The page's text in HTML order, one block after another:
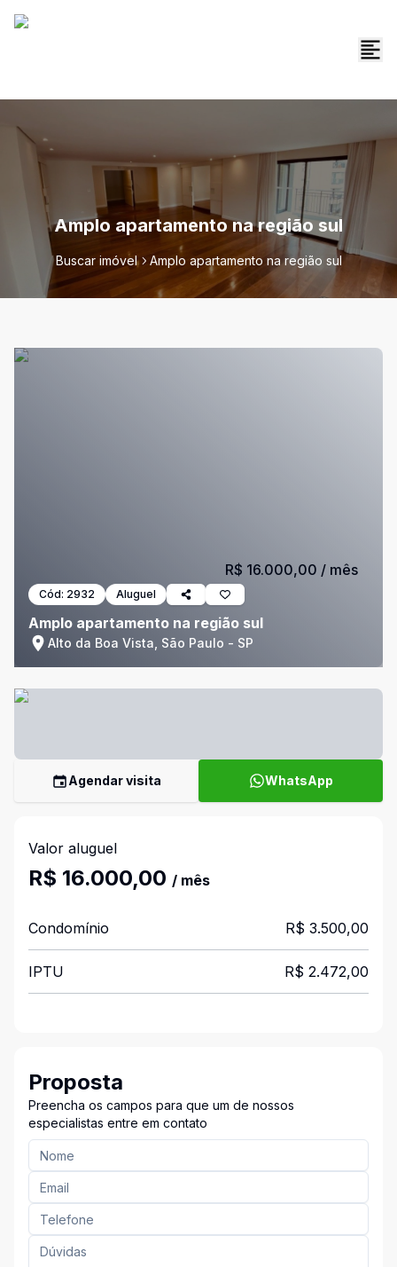
Amplo apartamento na região sul
Buscar imóvel Amplo apartamento na região sul
Cód: 2932 Aluguel
Amplo apartamento na região sul
Alto da Boa Vista, São Paulo - SP
R$ 16.000,00 / mês
Agendar visita WhatsApp
Valor aluguel
R$ 16.000,00 / mês
Condomínio R$ 3.500,00
IPTU R$ 2.472,00
Proposta
Preencha os campos para que um de nossos
especialistas entre em contato